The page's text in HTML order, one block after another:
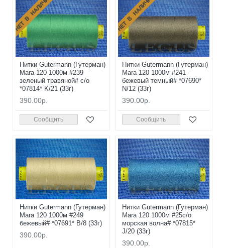
НЕТ В НАЛИЧИИ
Нитки Gutermann (Гутерман)
Mara 120 1000м #239
зеленый травяной# с/о
*07814* K/21 (33г)
390.00р.
Сообщить
НЕТ В НАЛИЧИИ
Нитки Gutermann (Гутерман)
Mara 120 1000м #241
бежевый темный# *07690*
N/12 (33г)
390.00р.
Сообщить
Нитки Gutermann (Гутерман)
Mara 120 1000м #249
бежевый# *07691* B/8 (33г)
390.00р.
Нитки Gutermann (Гутерман)
Mara 120 1000м #25с/о
морская волна# *07815*
J/20 (33г)
390.00р.